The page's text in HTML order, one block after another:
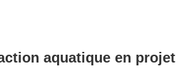
aquatique en projet